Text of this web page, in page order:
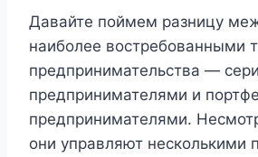
Давайте поймем разницу
наиболее востребованными
предпринимательства —
предпринимателями и
предпринимателями.
они управляют несколькими